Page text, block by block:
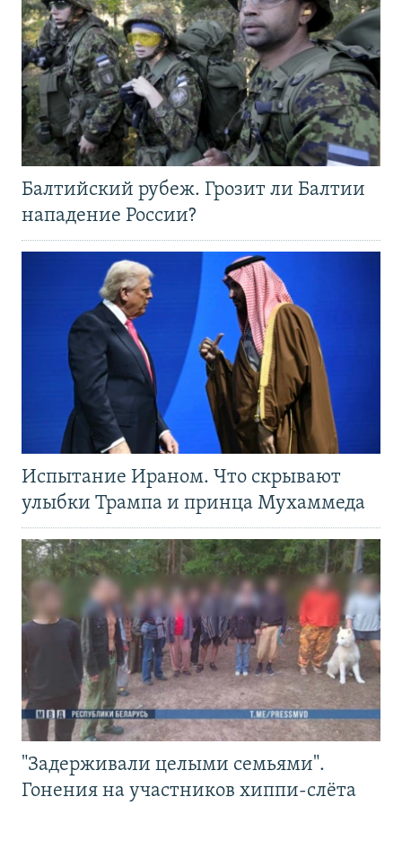
Балтийский рубеж. Грозит ли Балтии
нападение России?
Испытание Ираном. Что скрывают
улыбки Трампа и принца Мухаммеда
"Задерживали целыми семьями".
Гонения на участников хиппи-слёта